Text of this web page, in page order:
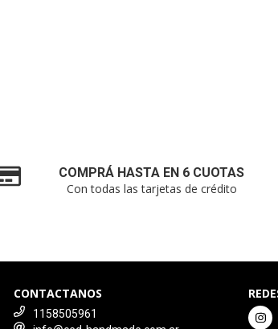
COMPRÁ HASTA EN 6 CUOTAS
Con todas las tarjetas de crédito
CONTACTANOS
1158505961